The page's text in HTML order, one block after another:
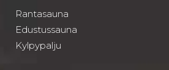
Rantasauna
Edustussauna
Kylpypalju